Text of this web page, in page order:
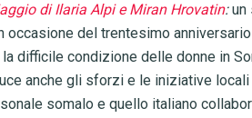
di Ilaria Alpi e Miran Hrovatin:un
occasione del trentesimo
difficile condizione delle donne in
anche gli sforzi e le iniziative
somalo e quello italiano